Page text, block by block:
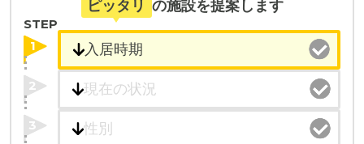
ピッタリ の施設を提案します
STEP
1
2
3